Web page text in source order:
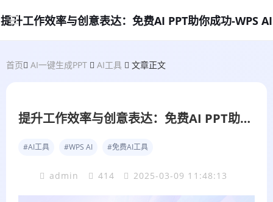
提升工作效率与创意表达：免费AI PPT助你成功-WPS AI
首页 AI一键生成PPT AI工具 文章正文
提升工作效率与创意表达：免费AI PPT助你成功
#AI工具 #WPS AI #免费AI工具
admin 414 2025-03-09 11:48:13